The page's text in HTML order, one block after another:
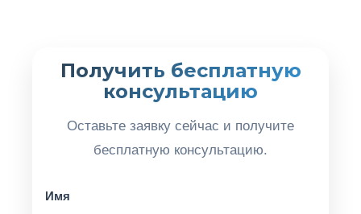
Получить бесплатную
консультацию
Оставьте заявку сейчас и получите
бесплатную консультацию.
Имя